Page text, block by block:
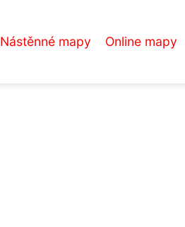
Nástěnné mapy Online mapy